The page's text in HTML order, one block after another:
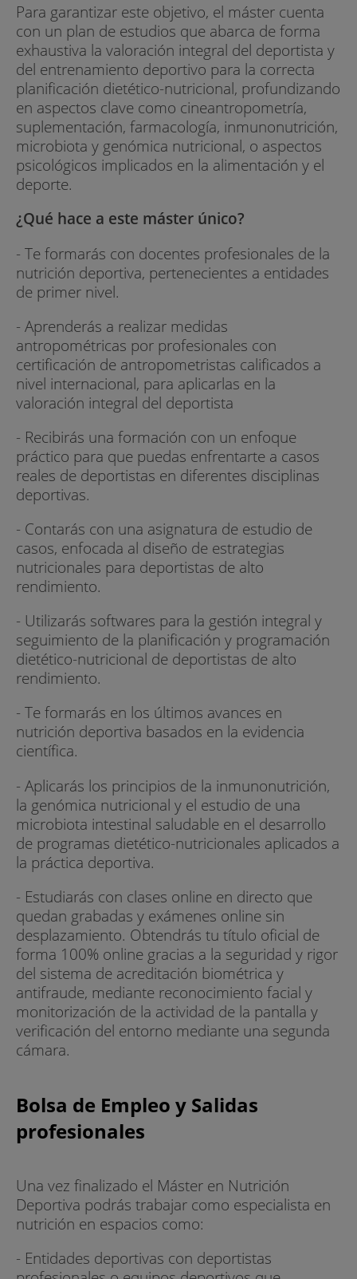
Para garantizar este objetivo, el máster cuenta
con un plan de estudios que abarca de forma
exhaustiva la valoración integral del deportista y
del entrenamiento deportivo para la correcta
planificación dietético-nutricional, profundizando
en aspectos clave como cineantropometría,
suplementación, farmacología, inmunonutrición,
microbiota y genómica nutricional, o aspectos
psicológicos implicados en la alimentación y el
deporte.
¿Qué hace a este máster único?
- Te formarás con docentes profesionales de la
nutrición deportiva, pertenecientes a entidades
de primer nivel.
- Aprenderás a realizar medidas
antropométricas por profesionales con
certificación de antropometristas calificados a
nivel internacional, para aplicarlas en la
valoración integral del deportista
- Recibirás una formación con un enfoque
práctico para que puedas enfrentarte a casos
reales de deportistas en diferentes disciplinas
deportivas.
- Contarás con una asignatura de estudio de
casos, enfocada al diseño de estrategias
nutricionales para deportistas de alto
rendimiento.
- Utilizarás softwares para la gestión integral y
seguimiento de la planificación y programación
dietético-nutricional de deportistas de alto
rendimiento.
- Te formarás en los últimos avances en
nutrición deportiva basados en la evidencia
científica.
- Aplicarás los principios de la inmunonutrición,
la genómica nutricional y el estudio de una
microbiota intestinal saludable en el desarrollo
de programas dietético-nutricionales aplicados a
la práctica deportiva.
- Estudiarás con clases online en directo que
quedan grabadas y exámenes online sin
desplazamiento. Obtendrás tu título oficial de
forma 100% online gracias a la seguridad y rigor
del sistema de acreditación biométrica y
antifraude, mediante reconocimiento facial y
monitorización de la actividad de la pantalla y
verificación del entorno mediante una segunda
cámara.
Bolsa de Empleo y Salidas
profesionales
Una vez finalizado el Máster en Nutrición
Deportiva podrás trabajar como especialista en
nutrición en espacios como:
- Entidades deportivas con deportistas